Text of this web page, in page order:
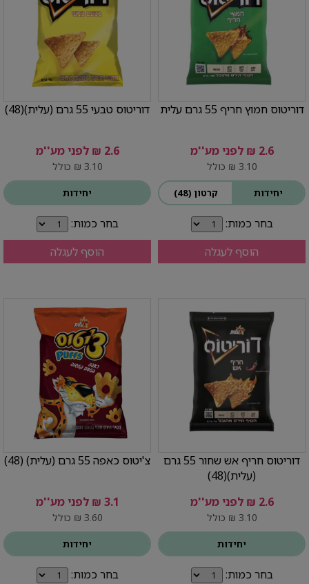
דוריטוס חמוץ חריף 55 גרם עלית
2.6 ₪ לפני מע''מ
3.10 ₪ כולל
יחידות קרטון (48)
בחר כמות:
הוסף לעגלה
דוריטוס טבעי 55 גרם (עלית)(48)
2.6 ₪ לפני מע''מ
3.10 ₪ כולל
יחידות
בחר כמות:
הוסף לעגלה
דוריטוס חריף אש שחור 55 גרם
(עלית)(48)
2.6 ₪ לפני מע''מ
3.10 ₪ כולל
יחידות
בחר כמות:
צ'יטוס כאפה 55 גרם (עלית) (48)
3.1 ₪ לפני מע''מ
3.60 ₪ כולל
יחידות
בחר כמות: